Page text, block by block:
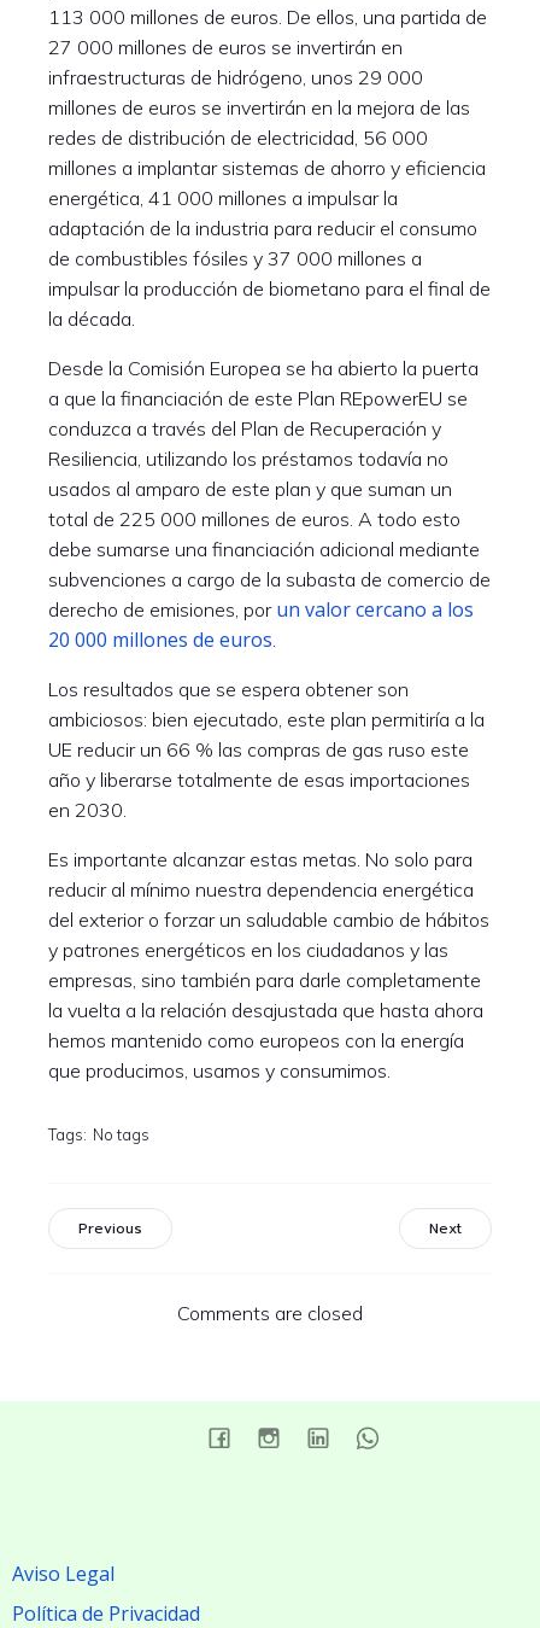
113 000 millones de euros. De ellos, una partida de
27 000 millones de euros se invertirán en
infraestructuras de hidrógeno, unos 29 000
millones de euros se invertirán en la mejora de las
redes de distribución de electricidad, 56 000
millones a implantar sistemas de ahorro y eficiencia
energética, 41 000 millones a impulsar la
adaptación de la industria para reducir el consumo
de combustibles fósiles y 37 000 millones a
impulsar la producción de biometano para el final de
la década.
Desde la Comisión Europea se ha abierto la puerta
a que la financiación de este Plan REpowerEU se
conduzca a través del Plan de Recuperación y
Resiliencia, utilizando los préstamos todavía no
usados al amparo de este plan y que suman un
total de 225 000 millones de euros. A todo esto
debe sumarse una financiación adicional mediante
subvenciones a cargo de la subasta de comercio de
derecho de emisiones, por un valor cercano a los
20 000 millones de euros.
Los resultados que se espera obtener son
ambiciosos: bien ejecutado, este plan permitiría a la
UE reducir un 66 % las compras de gas ruso este
año y liberarse totalmente de esas importaciones
en 2030.
Es importante alcanzar estas metas. No solo para
reducir al mínimo nuestra dependencia energética
del exterior o forzar un saludable cambio de hábitos
y patrones energéticos en los ciudadanos y las
empresas, sino también para darle completamente
la vuelta a la relación desajustada que hasta ahora
hemos mantenido como europeos con la energía
que producimos, usamos y consumimos.
Tags: No tags
Previous Next
Comments are closed
Aviso Legal
Política de Privacidad